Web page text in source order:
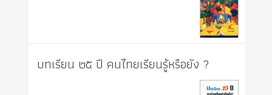
บทเรียน ๒๕ ปี คนไทยเรียนรู้หรือยัง ?